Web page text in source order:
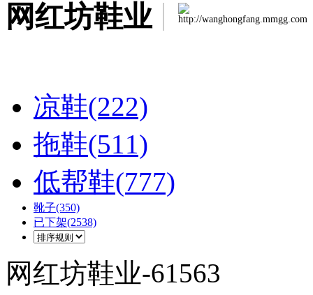
网红坊鞋业 http://wanghongfang.mmgg.com
凉鞋(222)
拖鞋(511)
低帮鞋(777)
靴子(350)
已下架(2538)
网红坊鞋业-61563